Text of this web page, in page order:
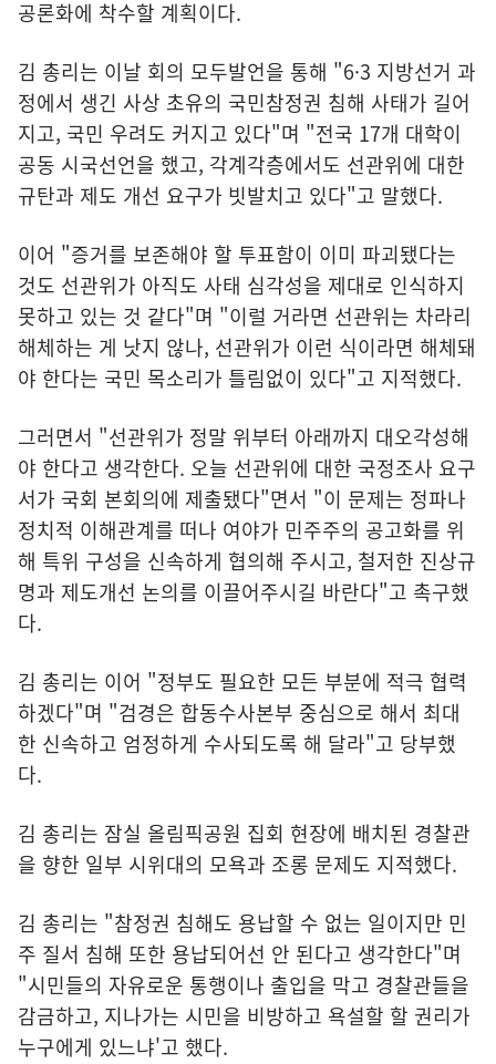
공론화에 착수할 계획이다.
김 총리는 이날 회의 모두발언을 통해 "6·3 지방선거 과
정에서 생긴 사상 초유의 국민참정권 침해 사태가 길어
지고, 국민 우려도 커지고 있다"며 "전국 17개 대학이
공동 시국선언을 했고, 각계각층에서도 선관위에 대한
규탄과 제도 개선 요구가 빗발치고 있다"고 말했다.
이어 "증거를 보존해야 할 투표함이 이미 파괴됐다는
것도 선관위가 아직도 사태 심각성을 제대로 인식하지
못하고 있는 것 같다"며 "이럴 거라면 선관위는 차라리
해체하는 게 낫지 않나, 선관위가 이런 식이라면 해체돼
야 한다는 국민 목소리가 틀림없이 있다"고 지적했다.
그러면서 "선관위가 정말 위부터 아래까지 대오각성해
야 한다고 생각한다. 오늘 선관위에 대한 국정조사 요구
서가 국회 본회의에 제출됐다"면서 "이 문제는 정파나
정치적 이해관계를 떠나 여야가 민주주의 공고화를 위
해 특위 구성을 신속하게 협의해 주시고, 철저한 진상규
명과 제도개선 논의를 이끌어주시길 바란다"고 촉구했
다.
김 총리는 이어 "정부도 필요한 모든 부분에 적극 협력
하겠다"며 "검경은 합동수사본부 중심으로 해서 최대
한 신속하고 엄정하게 수사되도록 해 달라"고 당부했
다.
김 총리는 잠실 올림픽공원 집회 현장에 배치된 경찰관
을 향한 일부 시위대의 모욕과 조롱 문제도 지적했다.
김 총리는 "참정권 침해도 용납할 수 없는 일이지만 민
주 질서 침해 또한 용납되어선 안 된다고 생각한다"며
"시민들의 자유로운 통행이나 출입을 막고 경찰관들을
감금하고, 지나가는 시민을 비방하고 욕설할 할 권리가
누구에게 있느냐'고 했다.